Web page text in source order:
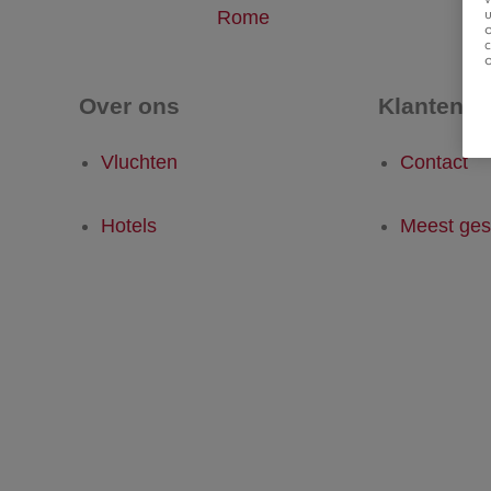
Rome
Over ons
Vluchten
Hotels
Contact
Meest